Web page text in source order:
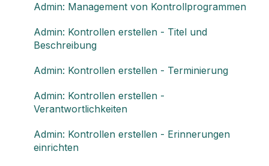
Individuelle Anpassung Ihrer Berichte
Admin: Management von Kontrollprogrammen
Admin: Kontrollen erstellen - Titel und
Beschreibung
Admin: Kontrollen erstellen - Terminierung
Admin: Kontrollen erstellen -
Verantwortlichkeiten
Admin: Kontrollen erstellen - Erinnerungen
einrichten